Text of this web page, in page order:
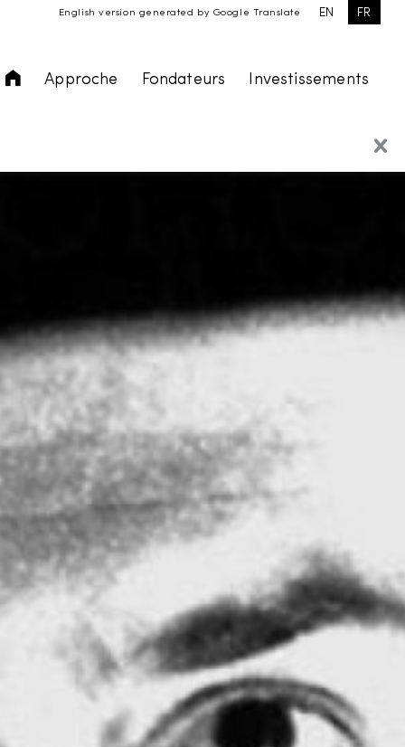
EN FR
English version generated by Google Translate
Accueil
Approche Fondateurs Investissements